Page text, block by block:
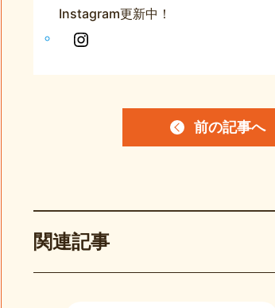
Instagram更新中！
In
前の記事へ
関連記事